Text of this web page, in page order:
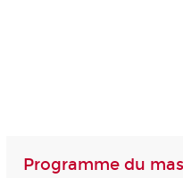
Programme du